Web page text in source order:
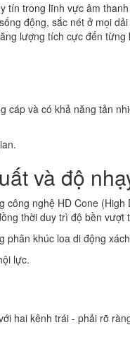
tín trong lĩnh vực âm
động, sắc nét ở mọi
lượng tích cực đến
và có khả năng tản
và độ
nghệ HD Cone
thời duy trì độ bền vượt
khúc loa di động
lực.
hai kênh trái - phải rõ